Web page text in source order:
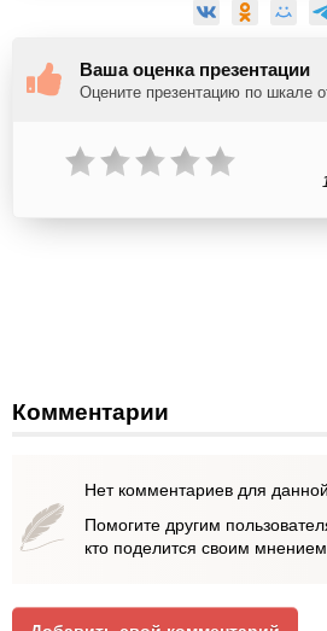
Ваша оценка презентации
Оцените презентацию по шкале
Комментарии
Нет комментариев для
Помогите другим
кто поделится своим